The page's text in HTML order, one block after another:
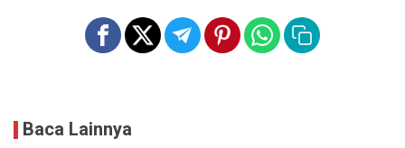
Baca Lainnya